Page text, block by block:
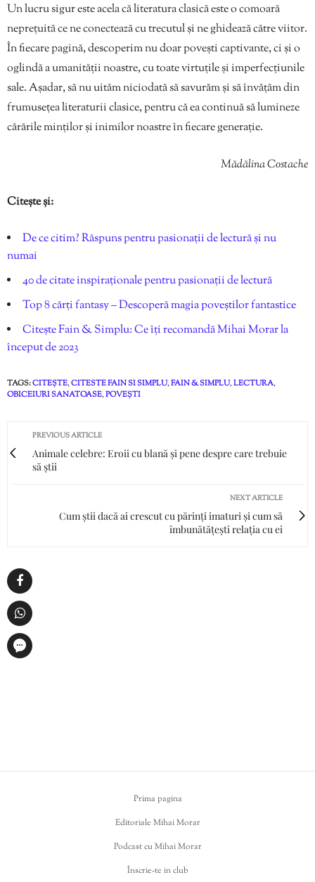
Un lucru sigur este acela că literatura clasică este o comoară
neprețuită ce ne conectează cu trecutul și ne ghidează către viitor.
În fiecare pagină, descoperim nu doar povești captivante, ci și o
oglindă a umanității noastre, cu toate virtuțile și imperfecțiunile
sale. Așadar, să nu uităm niciodată să savurăm și să învățăm din
frumusețea literaturii clasice, pentru că ea continuă să lumineze
cărările minților și inimilor noastre în fiecare generație.
Mădălina Costache
Citește și:
De ce citim? Răspuns pentru pasionații de lectură și nu
numai
40 de citate inspiraționale pentru pasionații de lectură
Top 8 cărți fantasy – Descoperă magia poveștilor fantastice
Citește Fain & Simplu: Ce îți recomandă Mihai Morar la
început de 2023
TAGS:CITEȘTE,CITESTE FAIN SI SIMPLU,FAIN & SIMPLU,LECTURA,
OBICEIURI SANATOASE,POVEȘTI
PREVIOUS ARTICLE
Animale celebre: Eroii cu blană și pene despre care trebuie
să știi
NEXT ARTICLE
Cum știi dacă ai crescut cu părinți imaturi și cum să
îmbunătățești relația cu ei
Prima pagina
Editoriale Mihai Morar
Podcast cu Mihai Morar
Înscrie-te in club